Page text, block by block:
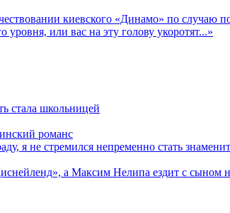
киевского «Динамо» по случаю
или вас на эту голову укоротят...»
стала школьницей
романс
я не стремился непременно стать
а Максим Нелипа ездит с сыном